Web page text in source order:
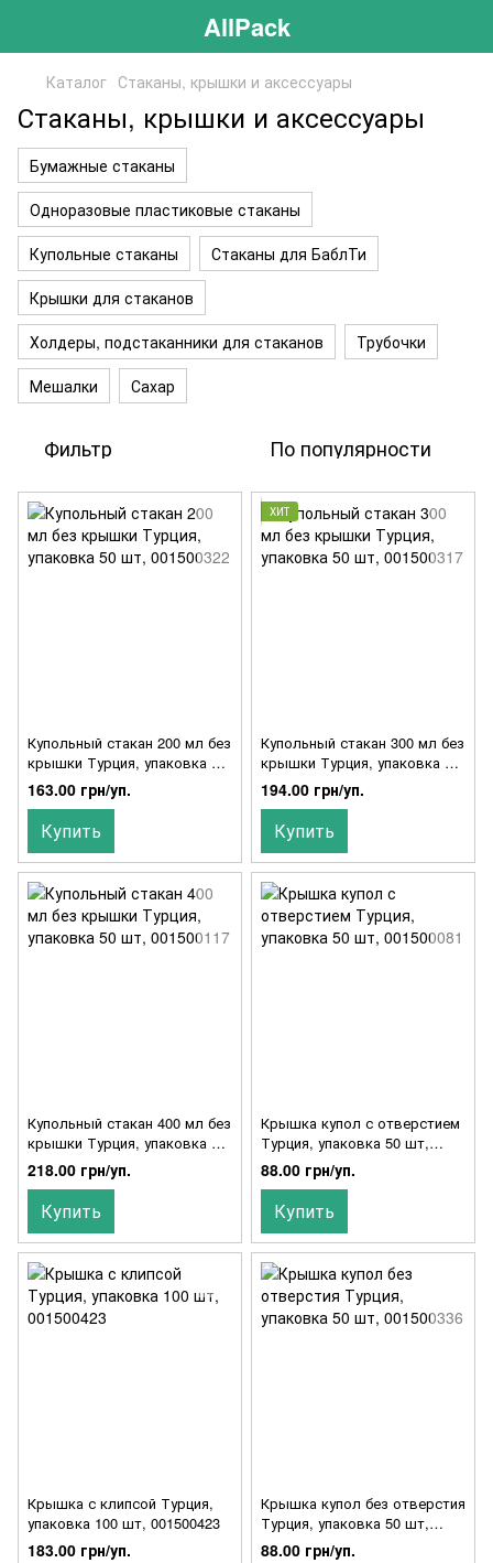
AllPack
Каталог Стаканы, крышки и аксессуары
Стаканы, крышки и аксессуары
Бумажные стаканы
Одноразовые пластиковые стаканы
Купольные стаканы
Стаканы для БаблТи
Крышки для стаканов
Холдеры, подстаканники для стаканов
Трубочки
Мешалки
Сахар
Фильтр По популярности
Купольный стакан 200 мл без
крышки Турция, упаковка 50
шт, 001500322
163.00 грн/уп.
Купить
ХИТ
Купольный стакан 300 мл без
крышки Турция, упаковка 50
шт, 001500317
194.00 грн/уп.
Купить
Купольный стакан 400 мл без
крышки Турция, упаковка 50
шт, 001500117
218.00 грн/уп.
Купить
Крышка купол с отверстием
Турция, упаковка 50 шт,
001500081
88.00 грн/уп.
Купить
Крышка с клипсой Турция,
упаковка 100 шт, 001500423
183.00 грн/уп.
Крышка купол без отверстия
Турция, упаковка 50 шт,
001500336
88.00 грн/уп.